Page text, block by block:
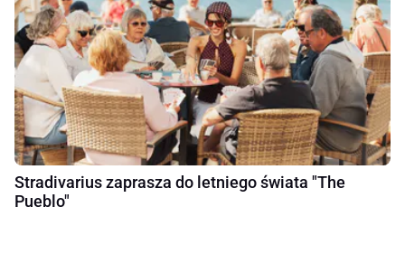
Stradivarius zaprasza do letniego świata "The
Pueblo"